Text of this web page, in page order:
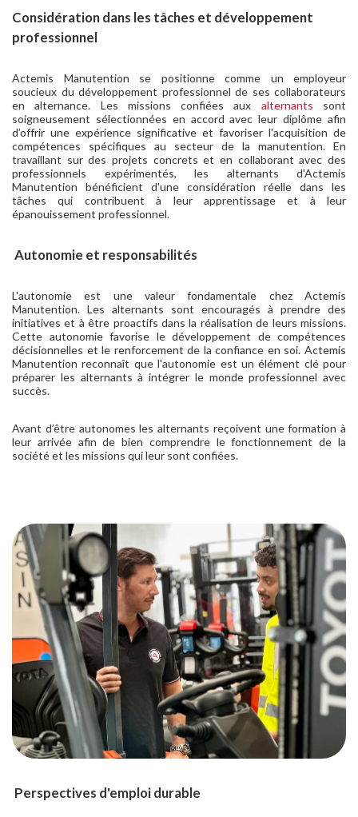
Considération dans les tâches et développement
professionnel
Actemis Manutention se positionne comme un employeur
soucieux du développement professionnel de ses collaborateurs
en alternance. Les missions confiées aux alternants sont
soigneusement sélectionnées en accord avec leur diplôme afin
d’offrir une expérience significative et favoriser l'acquisition de
compétences spécifiques au secteur de la manutention. En
travaillant sur des projets concrets et en collaborant avec des
professionnels expérimentés, les alternants d'Actemis
Manutention bénéficient d'une considération réelle dans les
tâches qui contribuent à leur apprentissage et à leur
épanouissement professionnel.
Autonomie et responsabilités
L'autonomie est une valeur fondamentale chez Actemis
Manutention. Les alternants sont encouragés à prendre des
initiatives et à être proactifs dans la réalisation de leurs missions.
Cette autonomie favorise le développement de compétences
décisionnelles et le renforcement de la confiance en soi. Actemis
Manutention reconnaît que l'autonomie est un élément clé pour
préparer les alternants à intégrer le monde professionnel avec
succès.
Avant d’être autonomes les alternants reçoivent une formation à
leur arrivée afin de bien comprendre le fonctionnement de la
société et les missions qui leur sont confiées.
Perspectives d'emploi durable